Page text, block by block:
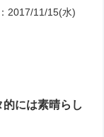
：2017/11/15(水)
には素晴らし